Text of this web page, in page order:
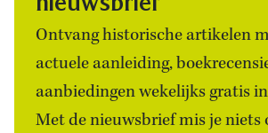
Ontvang historische artikelen
actuele aanleiding,
aanbiedingen wekelijks gratis
Met de nieuwsbrief mis je niets